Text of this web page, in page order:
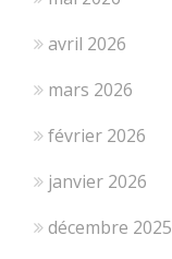
avril 2026
mars 2026
février 2026
janvier 2026
décembre 2025